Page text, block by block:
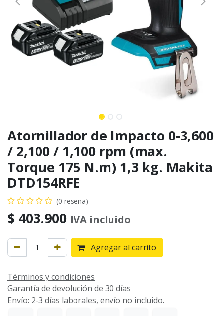
Atornillador de Impacto 0-3,600
/ 2,100 / 1,100 rpm (max.
Torque 175 N.m) 1,3 kg. Makita
DTD154RFE
(0 reseña)
$ 403.900 IVA incluido
Agregar al carrito
Términos y condiciones
Garantía de devolución de 30 días
Envío: 2-3 días laborales, envío no incluido.